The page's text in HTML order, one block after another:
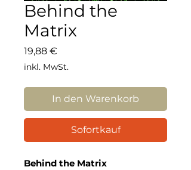
Behind the
Matrix
19,88 €
inkl. MwSt.
In den Warenkorb
Sofortkauf
Behind the Matrix